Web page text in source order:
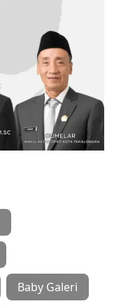
Baby Galeri